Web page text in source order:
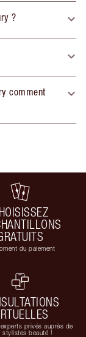
?
comment
du paiement
privés auprès de
stylistes beauté !